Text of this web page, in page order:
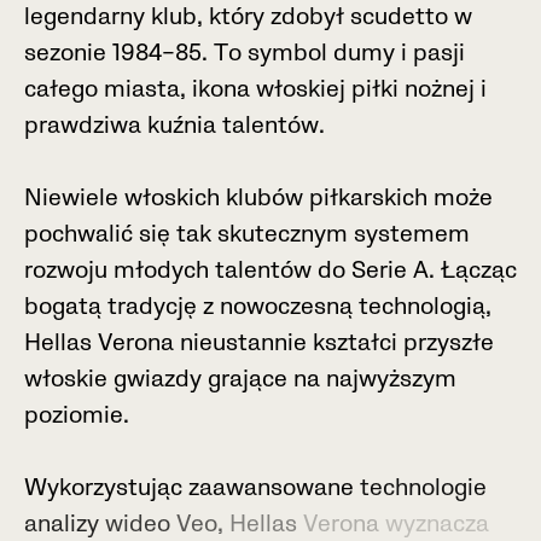
legendarny klub, który zdobył scudetto w
sezonie 1984–85. To symbol dumy i pasji
całego miasta, ikona włoskiej piłki nożnej i
prawdziwa kuźnia talentów.
Niewiele włoskich klubów piłkarskich może
pochwalić się tak skutecznym systemem
rozwoju młodych talentów do Serie A. Łącząc
bogatą tradycję z nowoczesną technologią,
Hellas Verona nieustannie kształci przyszłe
włoskie gwiazdy grające na najwyższym
poziomie.
Wykorzystując zaawansowane technologie
analizy wideo Veo, Hellas Verona wyznacza